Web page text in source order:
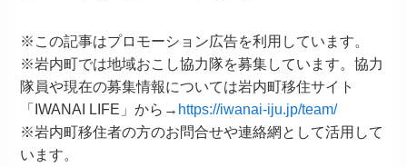
※この記事はプロモーション広告を利用しています。
※岩内町では地域おこし協力隊を募集しています。協力
隊員や現在の募集情報については岩内町移住サイト
「IWANAI LIFE」から→ https://iwanai-iju.jp/team/
※岩内町移住者の方のお問合せや連絡網として活用して
います。